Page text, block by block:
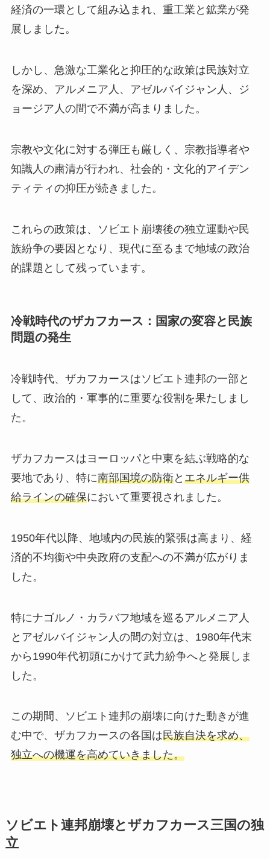
経済の一環として組み込まれ、重工業と鉱業が発
展しました。
しかし、急激な工業化と抑圧的な政策は民族対立
を深め、アルメニア人、アゼルバイジャン人、ジ
ョージア人の間で不満が高まりました。
宗教や文化に対する弾圧も厳しく、宗教指導者や
知識人の粛清が行われ、社会的・文化的アイデン
ティティの抑圧が続きました。
これらの政策は、ソビエト崩壊後の独立運動や民
族紛争の要因となり、現代に至るまで地域の政治
的課題として残っています。
冷戦時代のザカフカース：国家の変容と民族
問題の発生
冷戦時代、ザカフカースはソビエト連邦の一部と
して、政治的・軍事的に重要な役割を果たしまし
た。
ザカフカースはヨーロッパと中東を結ぶ戦略的な
要地であり、特に南部国境の防衛と エネルギー供
給ラインの確保において重要視されました。
1950年代以降、地域内の民族的緊張は高まり、経
済的不均衡や中央政府の支配への不満が広がりま
した。
特にナゴルノ・カラバフ地域を巡るアルメニア人
とアゼルバイジャン人の間の対立は、1980年代末
から1990年代初頭にかけて武力紛争へと発展しま
した。
この期間、ソビエト連邦の崩壊に向けた動きが進
む中で、ザカフカースの各国は民族自決を求め、
独立への機運を高めていきました。
ソビエト連邦崩壊とザカフカース三国の独
立